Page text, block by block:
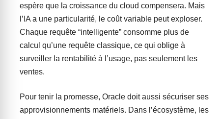
espère que la croissance du cloud compensera. Mais
l’IA a une particularité, le coût variable peut exploser.
Chaque requête “intelligente” consomme plus de
calcul qu’une requête classique, ce qui oblige à
surveiller la rentabilité à l’usage, pas seulement les
ventes.
Pour tenir la promesse, Oracle doit aussi sécuriser ses
approvisionnements matériels. Dans l’écosystème, les